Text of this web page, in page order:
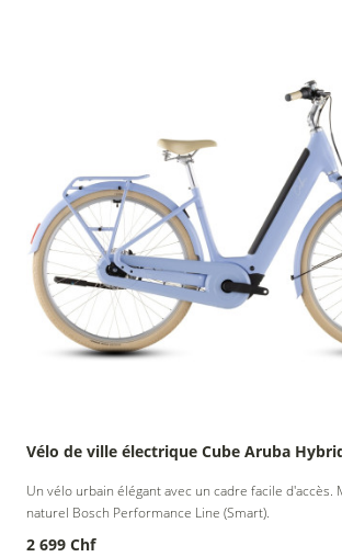
Vélo de ville électrique Cube Aruba
Un vélo urbain élégant avec un cadre facile d'accès.
naturel Bosch Performance Line (Smart).
2 699 Chf